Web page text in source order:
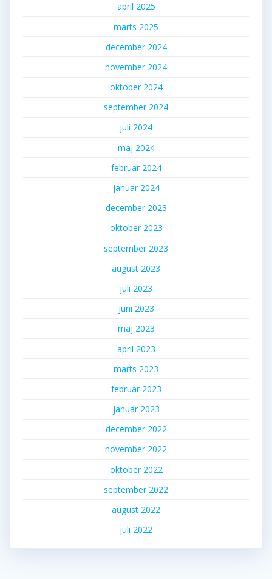
april 2025
marts 2025
december 2024
november 2024
oktober 2024
september 2024
juli 2024
maj 2024
februar 2024
januar 2024
december 2023
oktober 2023
september 2023
august 2023
juli 2023
juni 2023
maj 2023
april 2023
marts 2023
februar 2023
januar 2023
december 2022
november 2022
oktober 2022
september 2022
august 2022
juli 2022